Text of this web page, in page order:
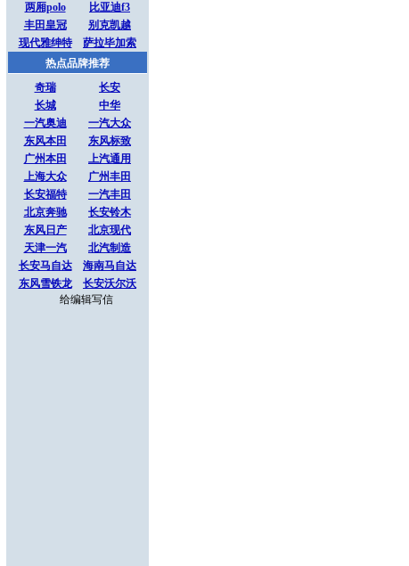
两厢polo
比亚迪f3
丰田皇冠
别克凯越
现代雅绅特
萨拉毕加索
热点品牌推荐
奇瑞
长安
长城
中华
一汽奥迪
一汽大众
东风本田
东风标致
广州本田
上汽通用
上海大众
广州丰田
长安福特
一汽丰田
北京奔驰
长安铃木
东风日产
北京现代
天津一汽
北汽制造
长安马自达
海南马自达
东风雪铁龙
长安沃尔沃
给编辑写信